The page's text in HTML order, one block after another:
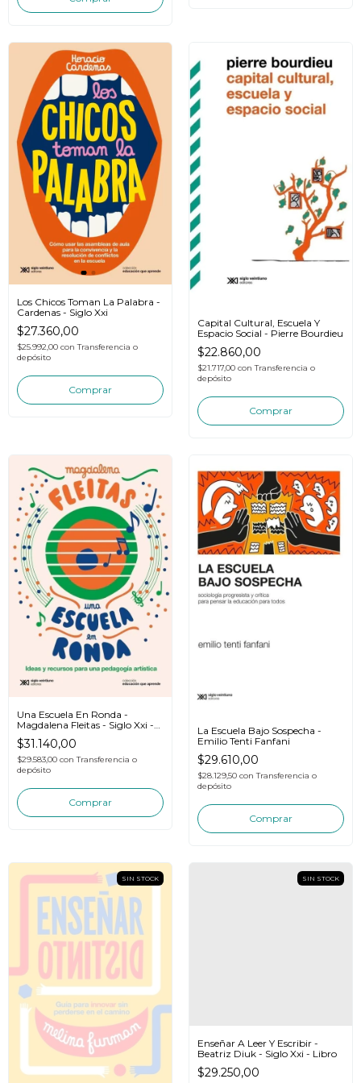
Los Chicos Toman La Palabra -
Cardenas - Siglo Xxi
$27.360,00
$25.992,00 con Transferencia o
depósito
Capital Cultural, Escuela Y
Espacio Social - Pierre Bourdieu
$22.860,00
$21.717,00 con Transferencia o
depósito
Una Escuela En Ronda -
Magdalena Fleitas - Siglo Xxi -
Libro
$31.140,00
$29.583,00 con Transferencia o
depósito
La Escuela Bajo Sospecha -
Emilio Tenti Fanfani
$29.610,00
$28.129,50 con Transferencia o
depósito
SIN STOCK SIN STOCK
Enseñar A Leer Y Escribir -
Beatriz Diuk - Siglo Xxi - Libro
$29.250,00